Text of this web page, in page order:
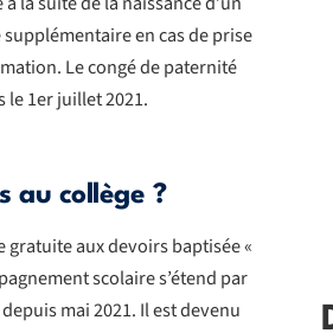
en cas de prise
Le congé de paternité
le 1er juillet 2021.
au collège ?
gratuite aux devoirs baptisée «
scolaire s’étend par
mai 2021. Il est devenu